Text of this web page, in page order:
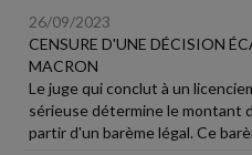
26/09/2023
CENSURE D'UNE DÉCISION
MACRON
Le juge qui conclut à un
sérieuse détermine le montant
partir d'un barème légal. Ce